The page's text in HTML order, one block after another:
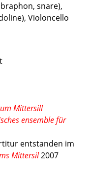
snare),
Violoncello
Mittersill
ensemble für
entstanden im
Mittersil2007